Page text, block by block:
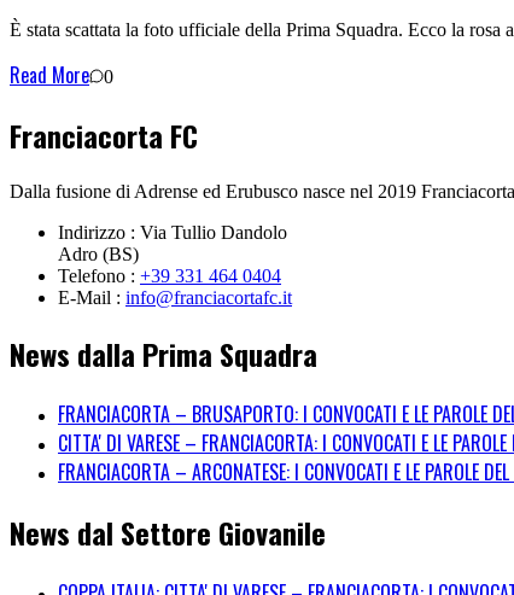
È stata scattata la foto ufficiale della Prima Squadra. Ecco la
Read More 0
Franciacorta FC
Dalla fusione di Adrense ed Erubusco nasce nel 2019
Indirizzo : Via Tullio Dandolo
Adro (BS)
Telefono : +39 331 464 0404
E-Mail : info@franciacortafc.it
News dalla Prima Squadra
FRANCIACORTA – BRUSAPORTO: I CONVOCATI E LE PAROLE
CITTA' DI VARESE – FRANCIACORTA: I CONVOCATI E LE PAROLE
FRANCIACORTA – ARCONATESE: I CONVOCATI E LE PAROLE
News dal Settore Giovanile